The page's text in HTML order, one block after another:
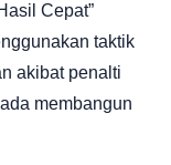
Cepat”
taktik
akibat penalti
membangun